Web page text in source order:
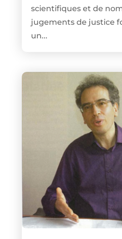
scientifiques et de
jugements de justice
un...